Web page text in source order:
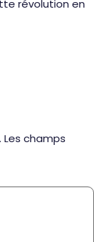
révolution en
Les champs